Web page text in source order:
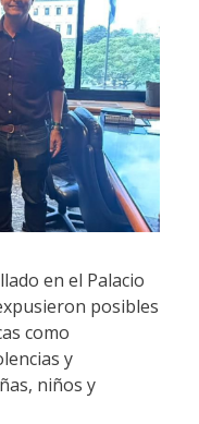
en el Palacio
posibles
como
y
niños y